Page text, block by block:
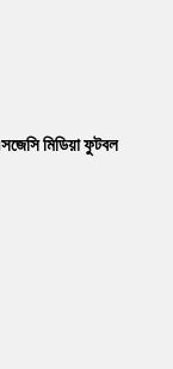
মিডিয়া ফুটবল